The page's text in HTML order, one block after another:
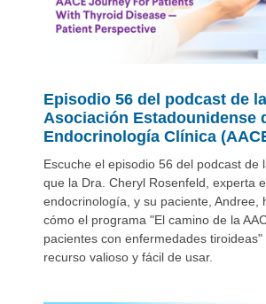
Episodio 56 del podcast de la
Asociación Estadounidense
Endocrinología Clínica
Escuche el episodio 56 del podcast de
que la Dra. Cheryl Rosenfeld, experta
endocrinología, y su paciente, Andree,
cómo el programa "El camino de la
pacientes con enfermedades tiroideas"
recurso valioso y fácil de usar.